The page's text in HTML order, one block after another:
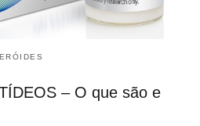
– O que são e